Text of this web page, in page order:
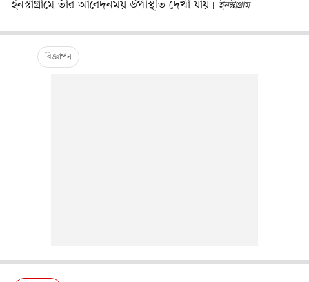
ইনস্টাগ্রামে তাঁর আবেদনময় উপস্থিতি দেখা যায় ইনস্টাগ্রাম